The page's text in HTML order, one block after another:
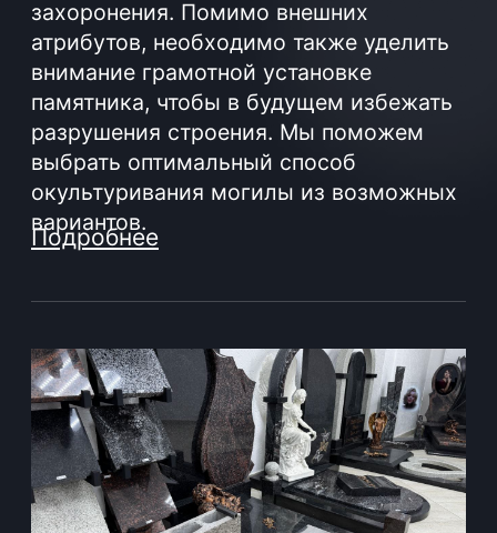
Вторник- Суббота:
С 10.00 - 19.00
Воскресенье: Выходной
Понедельник: Выходной